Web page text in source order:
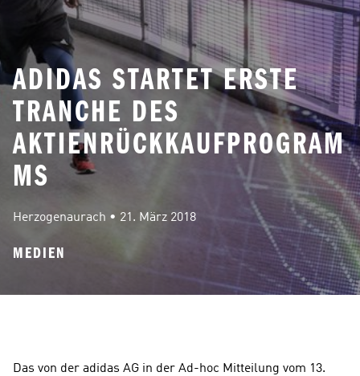
ADIDAS STARTET ERSTE
TRANCHE DES
AKTIENRÜCKKAUFPROGRAM
MS
Herzogenaurach • 21. März 2018
MEDIEN
Das von der adidas AG in der Ad-hoc Mitteilung vom 13.